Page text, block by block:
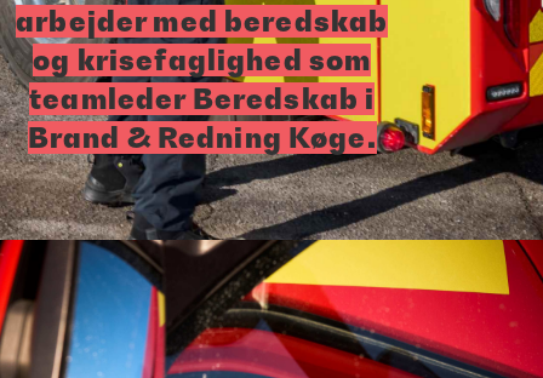
arbejder med beredskab
og krisefaglighed som
teamleder Beredskab i
Brand & Redning Køge.